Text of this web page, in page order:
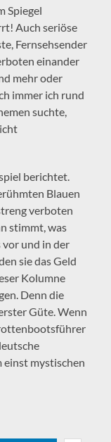
Spiegel
Auch seriöse
Fernsehsender
einander
mehr oder
immer ich rund
suchte,
berichtet.
Blauen
verboten
stimmt, was
vor und in der
sie das Geld
Kolumne
Denn die
Güte. Wenn
einst mystischen